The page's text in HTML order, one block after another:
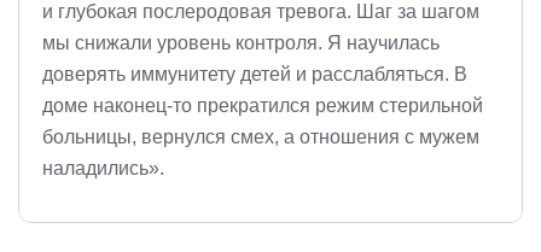
и глубокая послеродовая тревога. Шаг за шагом
мы снижали уровень контроля. Я научилась
доверять иммунитету детей и расслабляться. В
доме наконец-то прекратился режим стерильной
больницы, вернулся смех, а отношения с мужем
наладились».